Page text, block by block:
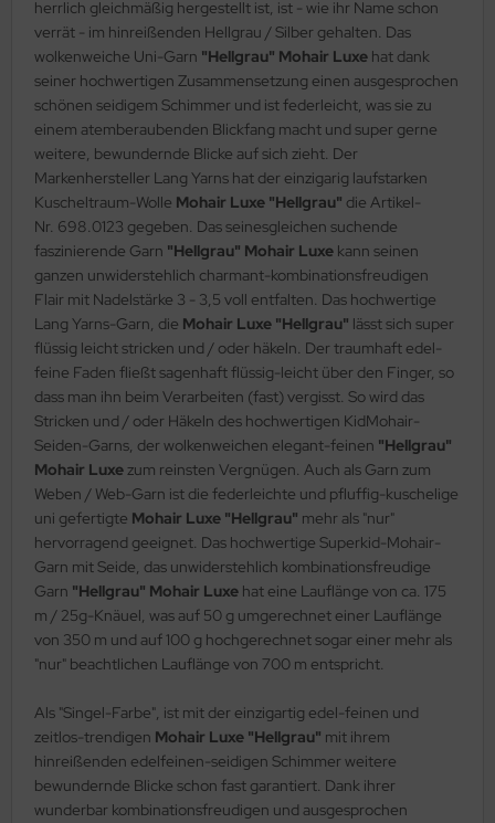
herrlich gleichmäßig hergestellt ist, ist - wie ihr Name schon
verrät - im hinreißenden Hellgrau / Silber gehalten. Das
wolkenweiche Uni-Garn "Hellgrau" Mohair Luxe hat dank
seiner hochwertigen Zusammensetzung einen ausgesprochen
schönen seidigem Schimmer und ist federleicht, was sie zu
einem atemberaubenden Blickfang macht und super gerne
weitere, bewundernde Blicke auf sich zieht. Der
Markenhersteller Lang Yarns hat der einzigarig laufstarken
Kuscheltraum-Wolle Mohair Luxe "Hellgrau" die Artikel-
Nr. 698.0123 gegeben. Das seinesgleichen suchende
faszinierende Garn "Hellgrau" Mohair Luxe kann seinen
ganzen unwiderstehlich charmant-kombinationsfreudigen
Flair mit Nadelstärke 3 - 3,5 voll entfalten. Das hochwertige
Lang Yarns-Garn, die Mohair Luxe "Hellgrau" lässt sich super
flüssig leicht stricken und / oder häkeln. Der traumhaft edel-
feine Faden fließt sagenhaft flüssig-leicht über den Finger, so
dass man ihn beim Verarbeiten (fast) vergisst. So wird das
Stricken und / oder Häkeln des hochwertigen KidMohair-
Seiden-Garns, der wolkenweichen elegant-feinen "Hellgrau"
Mohair Luxezum reinsten Vergnügen. Auch als Garn zum
Weben / Web-Garn ist die federleichte und pfluffig-kuschelige
uni gefertigte Mohair Luxe "Hellgrau" mehr als "nur"
hervorragend geeignet. Das hochwertige Superkid-Mohair-
Garn mit Seide, das unwiderstehlich kombinationsfreudige
Garn "Hellgrau" Mohair Luxe hat eine Lauflänge von ca. 175
m / 25g-Knäuel, was auf 50 g umgerechnet einer Lauflänge
von 350 m und auf 100 g hochgerechnet sogar einer mehr als
"nur" beachtlichen Lauflänge von 700 m entspricht.
Als "Singel-Farbe", ist mit der einzigartig edel-feinen und
zeitlos-trendigen Mohair Luxe "Hellgrau" mit ihrem
hinreißenden edelfeinen-seidigen Schimmer weitere
bewundernde Blicke schon fast garantiert. Dank ihrer
wunderbar kombinationsfreudigen und ausgesprochen